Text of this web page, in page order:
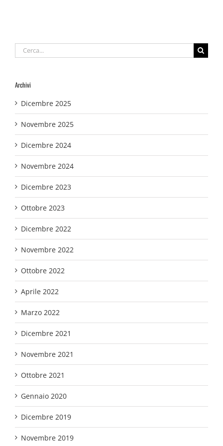
Cerca
per:
Archivi
Dicembre 2025
Novembre 2025
Dicembre 2024
Novembre 2024
Dicembre 2023
Ottobre 2023
Dicembre 2022
Novembre 2022
Ottobre 2022
Aprile 2022
Marzo 2022
Dicembre 2021
Novembre 2021
Ottobre 2021
Gennaio 2020
Dicembre 2019
Novembre 2019